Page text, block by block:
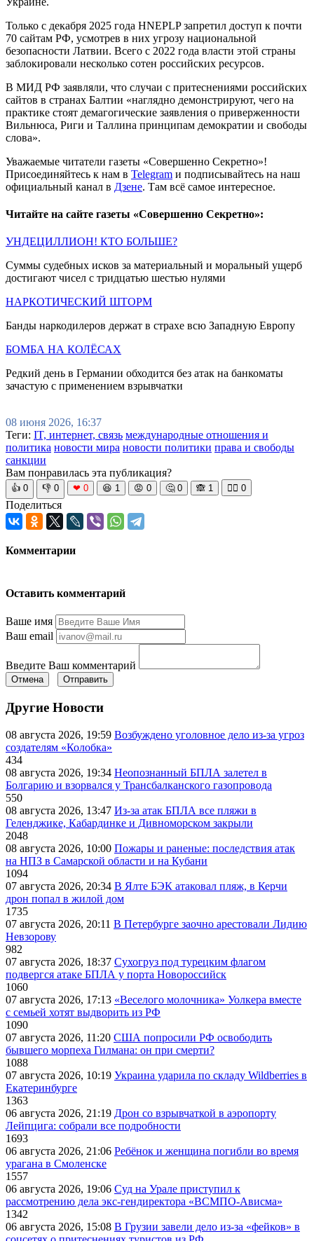
Только с декабря 2025 года НNEPLP запретил доступ к почти
70 сайтам РФ, усмотрев в них угрозу национальной
безопасности Латвии. Всего с 2022 года власти этой страны
заблокировали несколько сотен российских ресурсов.
В МИД РФ заявляли, что случаи с притеснениями российских
сайтов в странах Балтии «наглядно демонстрируют, чего на
практике стоят демагогические заявления о приверженности
Вильнюса, Риги и Таллина принципам демократии и свободы
слова».
Уважаемые читатели газеты «Совершенно Секретно»!
Присоединяйтесь к нам в Telegram и подписывайтесь на наш
официальный канал в Дзене. Там всё самое интересное.
Читайте на сайте газеты «Совершенно Секретно»:
УНДЕЦИЛЛИОН! КТО БОЛЬШЕ?
Суммы судебных исков за материальный и моральный ущерб
достигают чисел с тридцатью шестью нулями
НАРКОТИЧЕСКИЙ ШТОРМ
Банды наркодилеров держат в страхе всю Западную Европу
БОМБА НА КОЛЁСАХ
Редкий день в Германии обходится без атак на банкоматы
зачастую с применением взрывчатки
08 июня 2026, 16:37
Теги: IT, интернет, связь международные отношения и
политика новости мира новости политики права и свободы
санкции
Вам понравилась эта публикация?
👍 0 👎 0 ❤ 0 😆 1 😡 0 🤔 0 🙈 1 🧘‍♀️ 0
Поделиться
Комментарии
Оставить комментарий
Ваше имя
Ваш email
Введите Ваш комментарий
Отмена Отправить
Другие Новости
08 августа 2026, 19:59 Возбуждено уголовное дело из-за угроз
создателям «Колобка»
434
08 августа 2026, 19:34 Неопознанный БПЛА залетел в
Болгарию и взорвался у Трансбалканского газопровода
550
08 августа 2026, 13:47 Из-за атак БПЛА все пляжи в
Геленджике, Кабардинке и Дивноморском закрыли
2048
08 августа 2026, 10:00 Пожары и раненые: последствия атак
на НПЗ в Самарской области и на Кубани
1094
07 августа 2026, 20:34 В Ялте БЭК атаковал пляж, в Керчи
дрон попал в жилой дом
1735
07 августа 2026, 20:11 В Петербурге заочно арестовали Лидию
Невзорову
982
07 августа 2026, 18:37 Сухогруз под турецким флагом
подвергся атаке БПЛА у порта Новороссийск
1060
07 августа 2026, 17:13 «Веселого молочника» Уолкера вместе
с семьей хотят выдворить из РФ
1090
07 августа 2026, 11:20 США попросили РФ освободить
бывшего морпеха Гилмана: он при смерти?
1088
07 августа 2026, 10:19 Украина ударила по складу Wildberries в
Екатеринбурге
1363
06 августа 2026, 21:19 Дрон со взрывчаткой в аэропорту
Лейпцига: собрали все подробности
1693
06 августа 2026, 21:06 Ребёнок и женщина погибли во время
урагана в Смоленске
1557
06 августа 2026, 19:06 Суд на Урале приступил к
рассмотрению дела экс-гендиректора «ВСМПО-Ависма»
1342
06 августа 2026, 15:08 В Грузии завели дело из-за «фейков» в